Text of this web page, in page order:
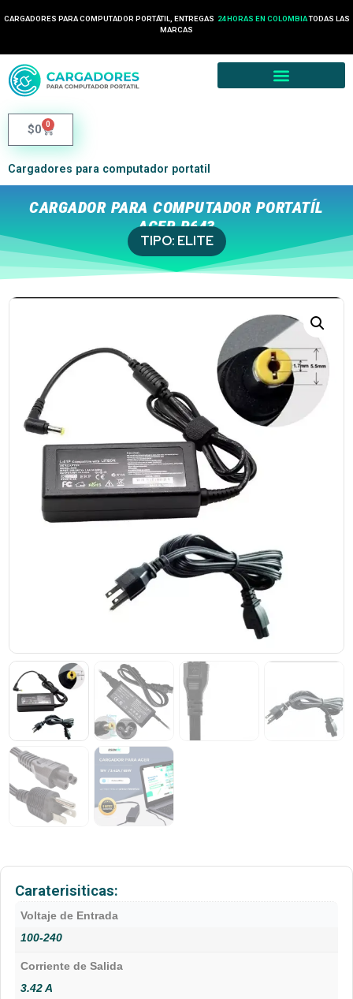
CARGADORES PARA COMPUTADOR PORTÁTIL, ENTREGAS 24 HORAS EN COLOMBIATODAS LAS
MARCAS
$0 0
Cargadores para computador portatil
CARGADOR PARA COMPUTADOR PORTATÍL
ACER P643
TIPO: ELITE
Caraterisiticas:
Voltaje de Entrada
100-240
Corriente de Salida
3.42 A